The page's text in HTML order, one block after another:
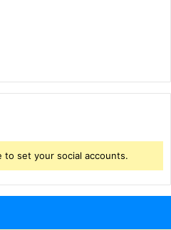
to set your social accounts.